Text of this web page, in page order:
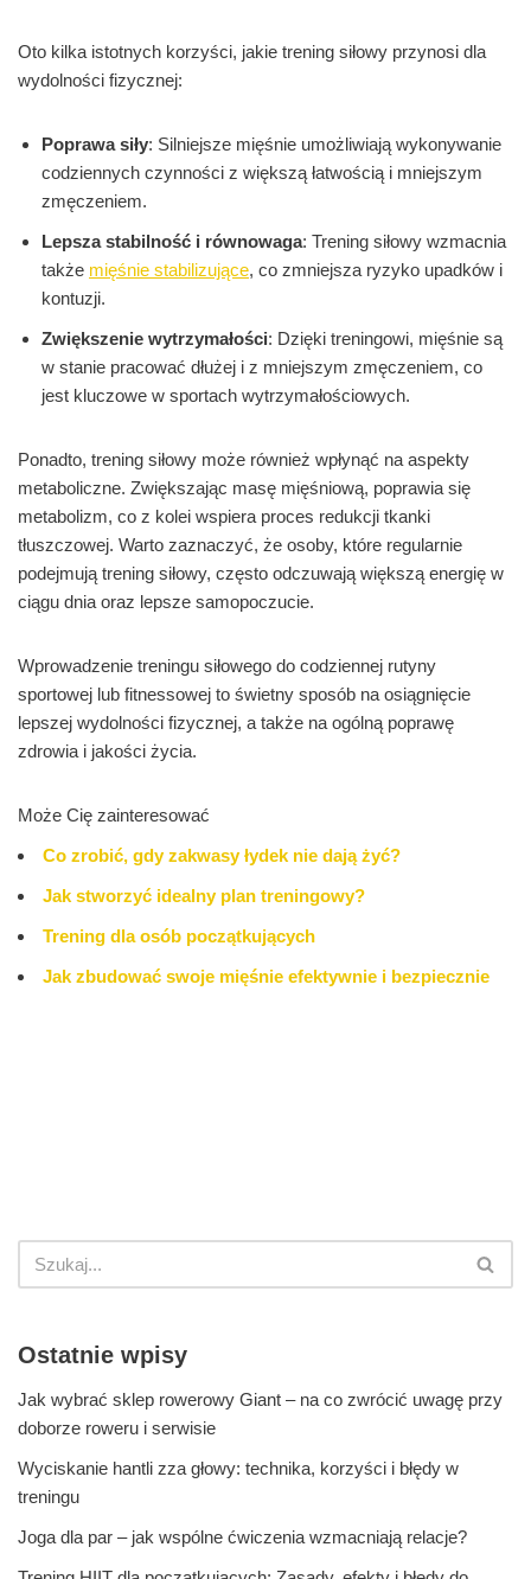
Oto kilka istotnych korzyści, jakie trening siłowy przynosi dla
wydolności fizycznej:
Poprawa siły: Silniejsze mięśnie umożliwiają wykonywanie
codziennych czynności z większą łatwością i mniejszym
zmęczeniem.
Lepsza stabilność i równowaga: Trening siłowy wzmacnia
także mięśnie stabilizujące, co zmniejsza ryzyko upadków i
kontuzji.
Zwiększenie wytrzymałości: Dzięki treningowi, mięśnie są
w stanie pracować dłużej i z mniejszym zmęczeniem, co
jest kluczowe w sportach wytrzymałościowych.
Ponadto, trening siłowy może również wpłynąć na aspekty
metaboliczne. Zwiększając masę mięśniową, poprawia się
metabolizm, co z kolei wspiera proces redukcji tkanki
tłuszczowej. Warto zaznaczyć, że osoby, które regularnie
podejmują trening siłowy, często odczuwają większą energię w
ciągu dnia oraz lepsze samopoczucie.
Wprowadzenie treningu siłowego do codziennej rutyny
sportowej lub fitnessowej to świetny sposób na osiągnięcie
lepszej wydolności fizycznej, a także na ogólną poprawę
zdrowia i jakości życia.
Może Cię zainteresować
Co zrobić, gdy zakwasy łydek nie dają żyć?
Jak stworzyć idealny plan treningowy?
Trening dla osób początkujących
Jak zbudować swoje mięśnie efektywnie i bezpiecznie
Ostatnie wpisy
Jak wybrać sklep rowerowy Giant – na co zwrócić uwagę przy
doborze roweru i serwisie
Wyciskanie hantli zza głowy: technika, korzyści i błędy w
treningu
Joga dla par – jak wspólne ćwiczenia wzmacniają relacje?